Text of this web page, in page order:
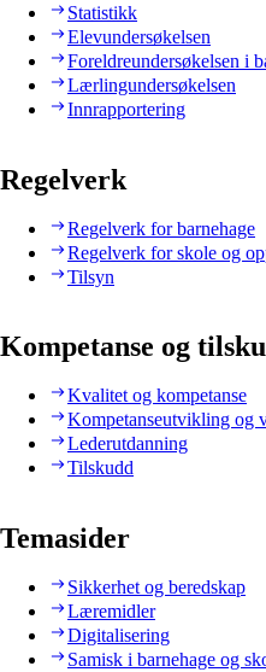
Statistikk
Elevundersøkelsen
Foreldreundersøkelsen i
Lærlingundersøkelsen
Innrapportering
Regelverk
Regelverk for barnehage
Regelverk for skole og
Tilsyn
Kompetanse og
Kvalitet og kompetanse
Kompetanseutvikling og
Lederutdanning
Tilskudd
Temasider
Sikkerhet og beredskap
Læremidler
Digitalisering
Samisk i barnehage og